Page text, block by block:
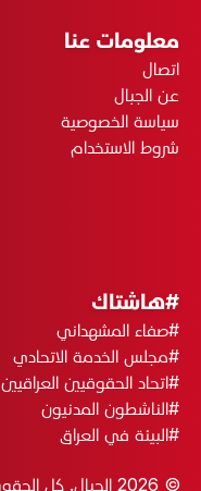
معلومات عنا
اتصال
عن الجبال
سياسة الخصوصية
شروط الاستخدام
#هاشتاك
#صفاء المشهداني
#مجلس الخدمة الاتحادي
#اتحاد الحقوقيين العراقيين
#الناشطون المدنيون
#البيئة في العراق
© 2026 الجبال. كل الحقوق محفوظة.